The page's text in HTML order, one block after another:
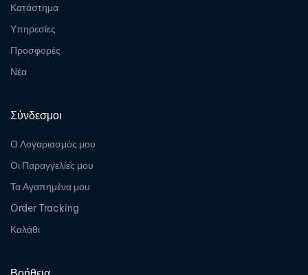
Κατάστημα
Υπηρεσίες
Προσφορές
Νέα
Σύνδεσμοι
Ο Λογαριασμός μου
Οι Παραγγελίες μου
Τα Αγαπημένα μου
Order Tracking
Καλάθι